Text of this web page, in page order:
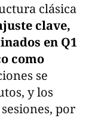
clásica
clave,
en Q1
como
se
y los
por